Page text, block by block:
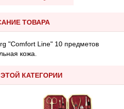
ТОВАРА
"Comfort Line" 10 предметов
кожа.
КАТЕГОРИИ